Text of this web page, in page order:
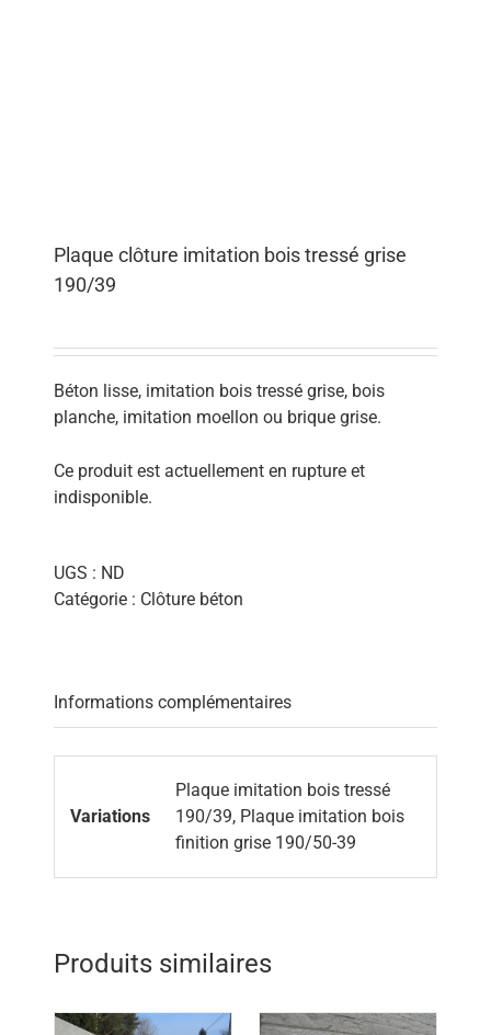
Plaque clôture imitation bois tressé grise
190/39
Béton lisse, imitation bois tressé grise, bois
planche, imitation moellon ou brique grise.
Ce produit est actuellement en rupture et
indisponible.
UGS : ND
Catégorie : Clôture béton
Informations complémentaires
Variations
Plaque imitation bois tressé
190/39, Plaque imitation bois
finition grise 190/50-39
Produits similaires